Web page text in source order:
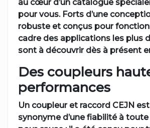
au cœur d’un catalogue
pour vous. Forts d’une
robuste et conçus pour
cadre des applications les plus
sont à découvrir dès à présent
Des coupleurs
performances
Un coupleur et raccord CEJN
synonyme d’une fiabilité à